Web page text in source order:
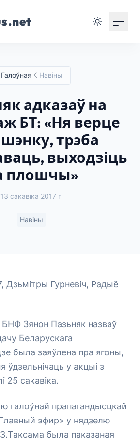
Галоўная Навіны
адказаў на
БТ: «Ня верце
трэба
выходзіць
плошчы»
13 сакавіка 2017 г.
Навіны
Дзьмітры Гурневіч, Радыё
Зянон Пазьняк назваў
Беларускага
была заяўлена пра ягоны,
ўдзельнічаць у акцыі з
25 сакавіка.
галоўнай прапагандысцкай
эфир» у нядзелю
была паказаная